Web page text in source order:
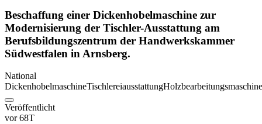
Beschaffung einer Dickenhobelmaschine zur
Modernisierung der Tischler-Ausstattung am
Berufsbildungszentrum der Handwerkskammer
Südwestfalen in Arnsberg.
National
DickenhobelmaschineTischlereiausstattungHolzbearbeitungsmaschine
Veröffentlicht
vor 68T